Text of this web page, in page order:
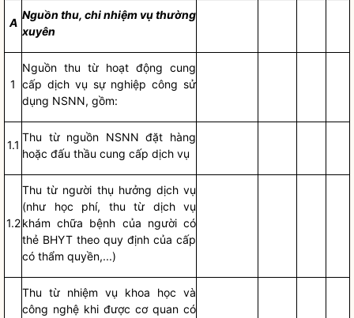
A
Nguồn thu, chi nhiệm vụ thường
xuyên
1
Nguồn thu từ hoạt động cung
cấp dịch vụ sự nghiệp công sử
dụng NSNN, gồm:
1.1
Thu từ nguồn NSNNđặt hàng
hoặc đấu thầu cung cấp dịch vụ
1.2
Thu từ người thụ hưởng dịch vụ
(như học phí, thu từ dịch vụ
khám chữa bệnh của người có
thẻ BHYT theo quy định của cấp
có thẩm quyền,...)
Thu từ nhiệm vụ khoa học và
công nghệ khi được cơ quan có